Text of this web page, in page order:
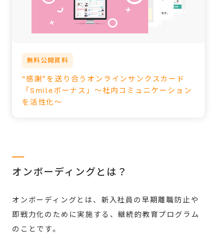
無料公開資料
“感謝”を送り合うオンラインサンクスカード
「Smileボーナス」～社内コミュニケーション
を活性化～
オンボーディングとは？
オンボーディングとは、新入社員の早期離職防止や
即戦力化のために実施する、継続的教育プログラム
のことです。